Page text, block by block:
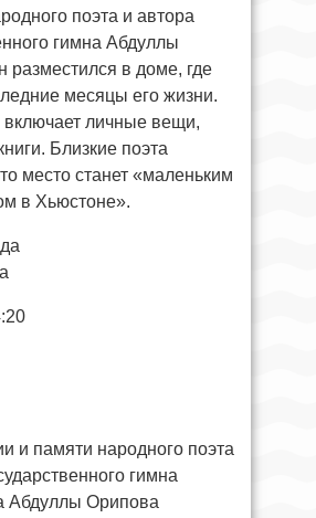
поэта и автора
гимна Абдуллы
разместился в доме, где
месяцы его жизни.
включает личные вещи,
Близкие поэта
место станет «маленьким
в Хьюстоне».
и памяти народного поэта
гимна
Абдуллы Орипова